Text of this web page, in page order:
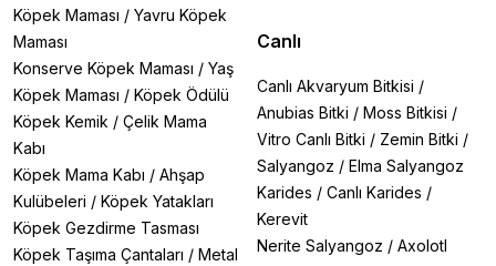
Köpek Maması / Yavru Köpek
Maması
Konserve Köpek Maması / Yaş
Köpek Maması / Köpek Ödülü
Köpek Kemik / Çelik Mama
Kabı
Köpek Mama Kabı / Ahşap
Kulübeleri / Köpek Yatakları
Köpek Gezdirme Tasması
Köpek Taşıma Çantaları / Metal
Canlı
Canlı Akvaryum Bitkisi /
Anubias Bitki / Moss Bitkisi /
Vitro Canlı Bitki / Zemin Bitki /
Salyangoz / Elma Salyangoz
Karides / Canlı Karides /
Kerevit
Nerite Salyangoz / Axolotl